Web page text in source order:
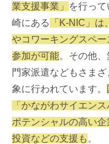
業支援事業」
を行って
崎にある
「K-NIC」
やコワーキングスペ
参加が可能。その他
門家派遣などもさま
象に行われています。
「かながわサイエン
ポテンシャルの高い
投資などの支援も 。